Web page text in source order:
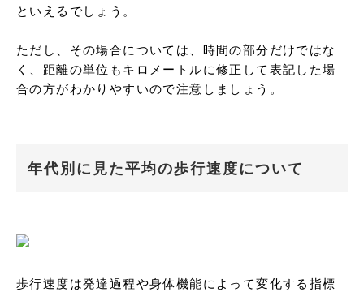
といえるでしょう。
ただし、その場合については、時間の部分だけではな
く、距離の単位もキロメートルに修正して表記した場
合の方がわかりやすいので注意しましょう。
年代別に見た平均の歩行速度について
歩行速度は発達過程や身体機能によって変化する指標